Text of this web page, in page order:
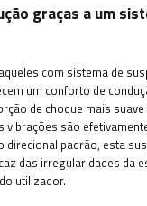
graças a um
com sistema de
um conforto de
de choque mais
vibrações são
direcional padrão, esta
das irregularidades da
utilizador.